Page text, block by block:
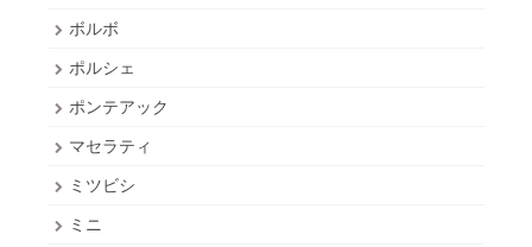
ボルボ
ポルシェ
ポンテアック
マセラティ
ミツビシ
ミニ